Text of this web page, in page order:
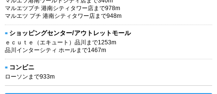
マルエツプチ 港南シティタワー店まで978m
マルエツ プチ 港南シティタワー店まで948m
ショッピングセンター/アウトレットモール
ｅｃｕｔｅ（エキュート）品川まで1253m
品川インターシティ ホールまで1467m
コンビニ
ローソンまで933m